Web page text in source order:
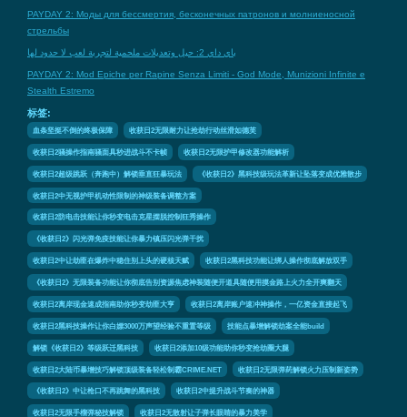
PAYDAY 2: Моды для бессмертия, бесконечных патронов и молниеносной
стрельбы
باي داي 2: حيل وتعديلات ملحمية لتجربة لعب لا حدود لها
PAYDAY 2: Mod Epiche per Rapine Senza Limiti - God Mode, Munizioni Infinite e
Stealth Estremo
标签:
血条坚挺不倒的终极保障 收获日2无限耐力让抢劫行动丝滑如德芙
收获日2骚操作指南骚面具秒进战斗不卡帧 收获日2无限护甲修改器功能解析
收获日2超级跳跃（奔跑中）解锁垂直狂暴玩法 《收获日2》黑科技级玩法革新让坠落变成优雅散步
收获日2中无视护甲机动性限制的神级装备调整方案
收获日2防电击技能让你秒变电击克星摆脱控制狂秀操作
《收获日2》闪光弹免疫技能让你暴力镇压闪光弹干扰
收获日2中让劫匪在爆炸中稳住别上头的硬核天赋 收获日2黑科技功能让绑人操作彻底解放双手
《收获日2》无限装备功能让你彻底告别资源焦虑神装随便开道具随便用摸金路上火力全开爽翻天
收获日2离岸现金速成指南助你秒变劫匪大亨 收获日2离岸账户速冲神操作，一亿资金直接起飞
收获日2黑科技操作让你白嫖3000万声望经验不重置等级 技能点暴增解锁劫案全能build
解锁《收获日2》等级跃迁黑科技 收获日2添加10级功能助你秒变抢劫圈大腿
收获日2大陆币暴增技巧解锁顶级装备轻松制霸CRIME.NET 收获日2无限弹药解锁火力压制新姿势
《收获日2》中让枪口不再跳舞的黑科技 收获日2中提升战斗节奏的神器
收获日2无限手榴弹秘技解锁 收获日2无散射让子弹长眼睛的暴力美学